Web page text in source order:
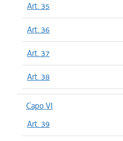
Art. 35
Art. 36
Art. 37
Art. 38
Capo VI
Art. 39